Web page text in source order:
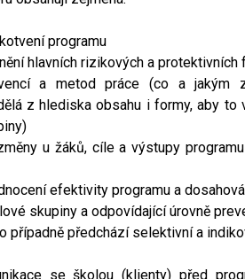
programu
hlavních rizikových a protektivních
a metod práce (co a jakým
z hlediska obsahu i formy, aby to
u žáků, cíle a výstupy
efektivity programu a
skupiny a odpovídající úrovně
případně předchází selektivní a
se školou (klienty) před